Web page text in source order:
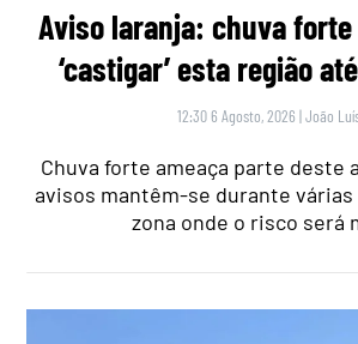
Aviso laranja: chuva
‘castigar’ esta região
12:30 6 Agosto, 2026 |João
Chuva forte ameaça parte deste
avisos mantêm-se durante várias
zona onde o risco será